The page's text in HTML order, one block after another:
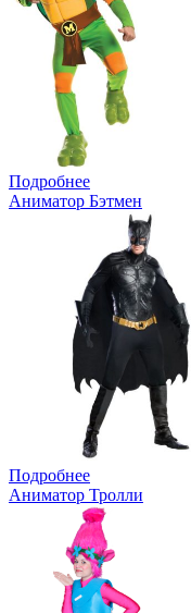
Подробнее
Аниматор Бэтмен
Подробнее
Аниматор Тролли